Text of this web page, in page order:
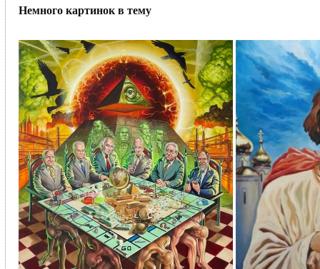
Немного картинок в тему